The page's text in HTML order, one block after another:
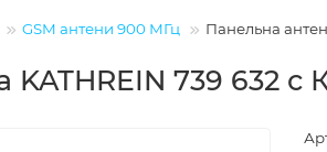
GSM антени 900 МГц Панельна
739 632 с